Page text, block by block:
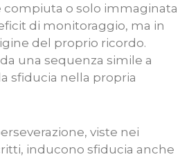
compiuta o solo immaginata
di monitoraggio, ma in
del proprio ricordo.
una sequenza simile a
sfiducia nella propria
viste nei
inducono sfiducia anche